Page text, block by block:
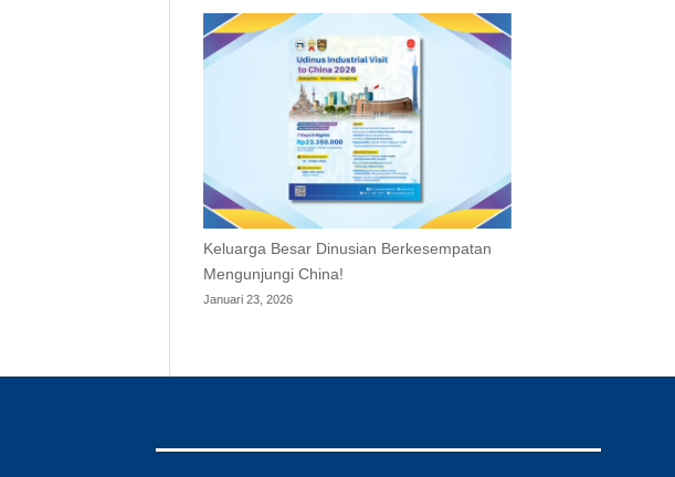
Keluarga Besar Dinusian Berkesempatan
Mengunjungi China!
Januari 23, 2026